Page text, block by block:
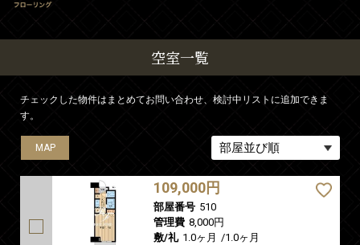
空室一覧
チェックした物件はまとめてお問い合わせ、検討中リストに追加できま
す。
MAP
109,000円
部屋番号 510
管理費 8,000円
敷/礼 1.0ヶ月 /1.0ヶ月
MAP